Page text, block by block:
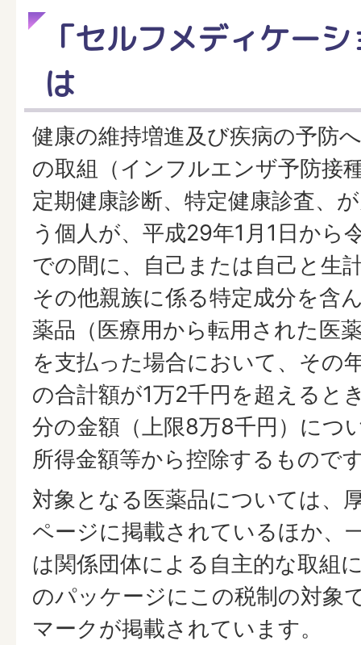
「セルフメディケー
は
健康の維持増進及び疾病の予防
の取組（インフルエンザ予防接
定期健康診断、特定健康診査、
う個人が、平成29年1月1日から
での間に、自己または自己と生
その他親族に係る特定成分を含
薬品（医療用から転用された医
を支払った場合において、その
の合計額が1万2千円を超えると
分の金額（上限8万8千円）につ
所得金額等から控除するもので
対象となる医薬品については、
ページに掲載されているほか、
は関係団体による自主的な取組
のパッケージにこの税制の対象
マークが掲載されています。